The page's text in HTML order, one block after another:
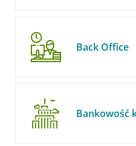
Back Office
Bankowość